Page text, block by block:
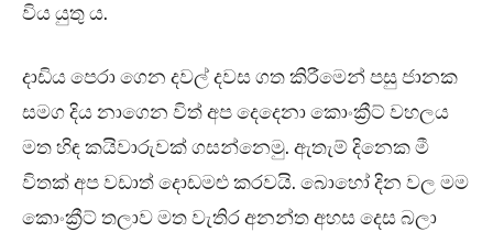
විය යුතු ය.
දාඩිය පෙරා ගෙන දවල් දවස ගත කිරීමෙන් පසු ජානක
සමග දිය නාගෙන විත් අප දෙදෙනා කොංක්‍රීට් වහලය
මත හිඳ කයිවාරුවක් ගසන්නෙමු. ඇතැම් දිනෙක මී
විතක් අප වඩාත් දොඩමළු කරවයි. බොහෝ දින වල මම
කොංක්‍රීට් තලාව මත වැතිර අනන්ත අහස දෙස බලා